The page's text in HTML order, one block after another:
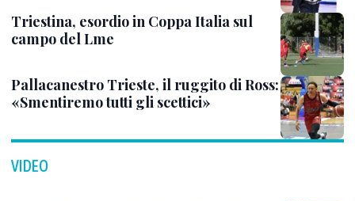
Triestina, esordio in Coppa Italia sul
campo del Lme
Pallacanestro Trieste, il ruggito di Ross:
«Smentiremo tutti gli scettici»
VIDEO